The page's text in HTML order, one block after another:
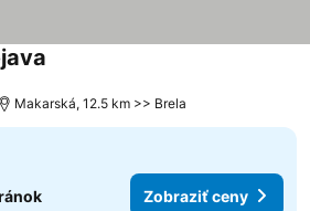
Makarská, 12.5 km >> Brela
Zobraziť ceny